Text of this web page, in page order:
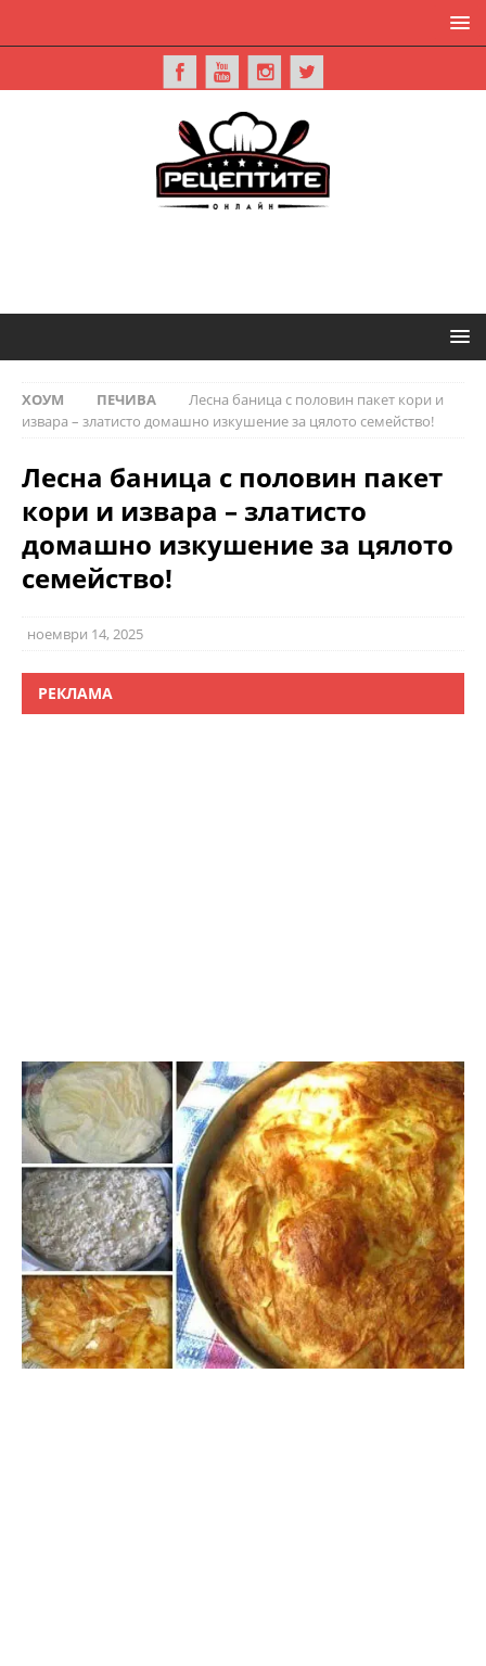
ХОУМ ПЕЧИВА
Лесна баница с половин пакет кори и
извара – златисто домашно изкушение за цялото семейство!
Лесна баница с половин пакет
кори и извара – златисто
домашно изкушение за цялото
семейство!
ноември 14, 2025
РЕКЛАМА